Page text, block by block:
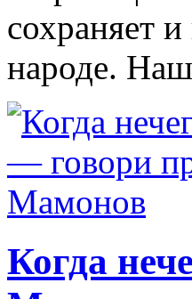
сохраняет
народе.
Когда